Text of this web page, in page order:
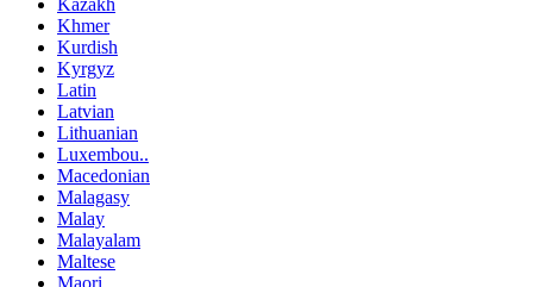
Khmer
Kurdish
Kyrgyz
Latin
Latvian
Lithuanian
Luxembou..
Macedonian
Malagasy
Malay
Malayalam
Maltese
Maori